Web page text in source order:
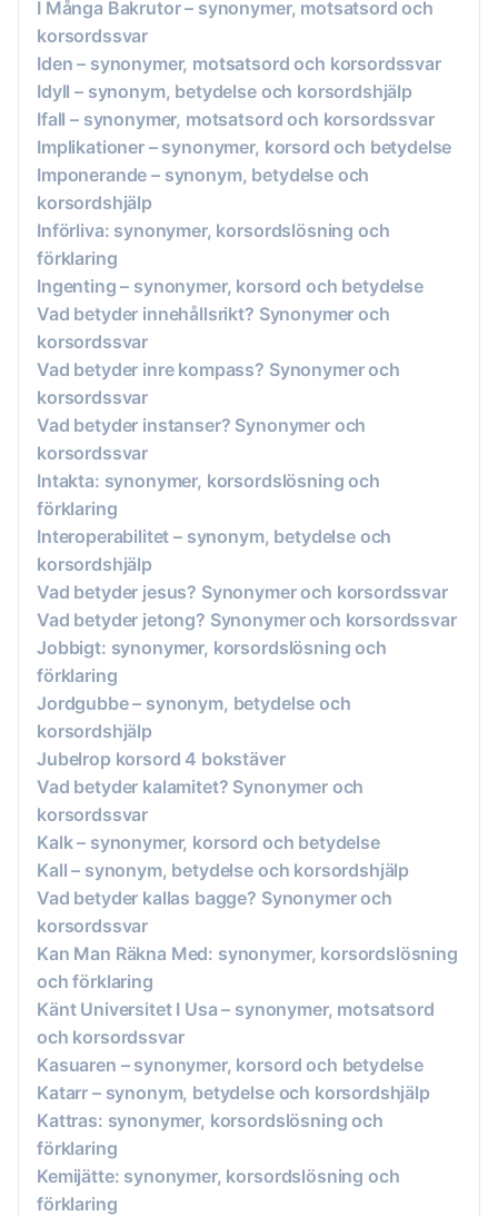
I Många Bakrutor – synonymer, motsatsord och
korsordssvar
Iden – synonymer, motsatsord och korsordssvar
Idyll – synonym, betydelse och korsordshjälp
Ifall – synonymer, motsatsord och korsordssvar
Implikationer – synonymer, korsord och betydelse
Imponerande – synonym, betydelse och
korsordshjälp
Införliva: synonymer, korsordslösning och
förklaring
Ingenting – synonymer, korsord och betydelse
Vad betyder innehållsrikt? Synonymer och
korsordssvar
Vad betyder inre kompass? Synonymer och
korsordssvar
Vad betyder instanser? Synonymer och
korsordssvar
Intakta: synonymer, korsordslösning och
förklaring
Interoperabilitet – synonym, betydelse och
korsordshjälp
Vad betyder jesus? Synonymer och korsordssvar
Vad betyder jetong? Synonymer och korsordssvar
Jobbigt: synonymer, korsordslösning och
förklaring
Jordgubbe – synonym, betydelse och
korsordshjälp
Jubelrop korsord 4 bokstäver
Vad betyder kalamitet? Synonymer och
korsordssvar
Kalk – synonymer, korsord och betydelse
Kall – synonym, betydelse och korsordshjälp
Vad betyder kallas bagge? Synonymer och
korsordssvar
Kan Man Räkna Med: synonymer, korsordslösning
och förklaring
Känt Universitet I Usa – synonymer, motsatsord
och korsordssvar
Kasuaren – synonymer, korsord och betydelse
Katarr – synonym, betydelse och korsordshjälp
Kattras: synonymer, korsordslösning och
förklaring
Kemijätte: synonymer, korsordslösning och
förklaring